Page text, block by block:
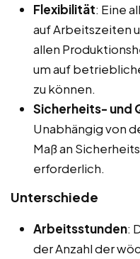
Flexibilität: Eine
auf Arbeitszeiten
allen
um auf
zu können.
Sicherheits- und
Unabhängig von
Maß an
erforderlich.
Unterschiede
Arbeitsstunden:
der Anzahl der